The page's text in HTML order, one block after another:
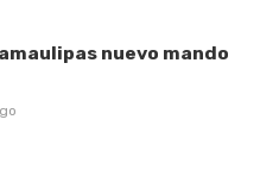
nuevo mando